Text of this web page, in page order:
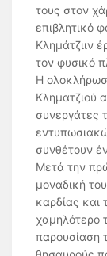
τους στον
επιβλητικό
Κλημάτζιιν
τον φυσικό
Η
Κληματζιού
συνεργάτες
συνθέτουν
Μετά την
μοναδική
καρδίας και
χαμηλότερο
παρουσίαση